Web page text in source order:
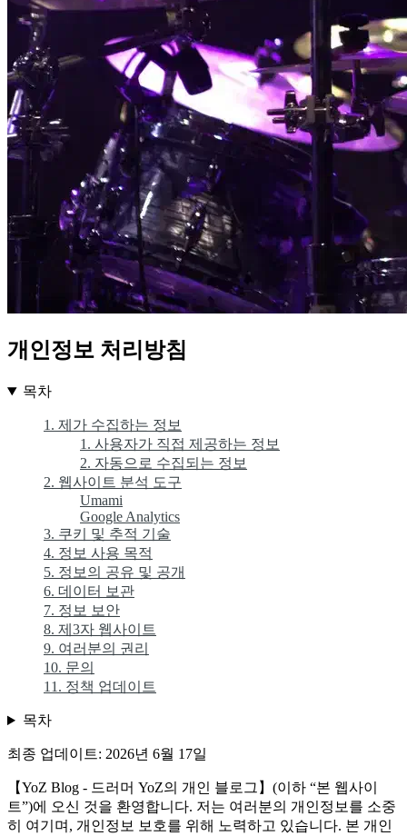
개인정보 처리방침
목차
1. 제가 수집하는 정보
1. 사용자가 직접 제공하는 정보
2. 자동으로 수집되는 정보
2. 웹사이트 분석 도구
Umami
Google Analytics
3. 쿠키 및 추적 기술
4. 정보 사용 목적
5. 정보의 공유 및 공개
6. 데이터 보관
7. 정보 보안
8. 제3자 웹사이트
9. 여러분의 권리
10. 문의
11. 정책 업데이트
목차
최종 업데이트: 2026년 6월 17일
【YoZ Blog - 드러머 YoZ의 개인 블로그】(이하 “본 웹사이
트”)에 오신 것을 환영합니다. 저는 여러분의 개인정보를 소중
히 여기며, 개인정보 보호를 위해 노력하고 있습니다. 본 개인